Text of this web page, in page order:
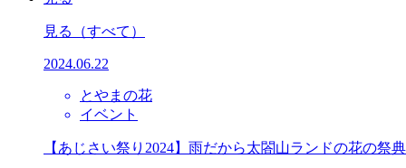
見る （すべて）
2024.06.22
とやまの花
イベント
【あじさい祭り2024】雨だから太閤山ランドの花の祭